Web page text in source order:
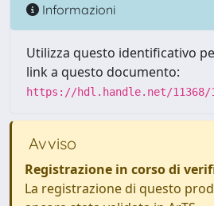
Informazioni
Utilizza questo identificativo
link a questo documento:
https://hdl.handle.net/11368/
Avviso
Registrazione in corso di
La registrazione di questo